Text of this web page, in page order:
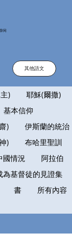
同
其他語文
)
耶穌(爾撒)
基本信仰
)
伊斯蘭的統治
)
布哈里聖訓
國情況
阿拉伯
為基督徒的見證集
書
所有內容